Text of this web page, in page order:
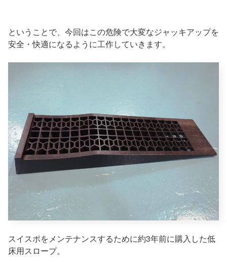
ということで、今回はこの危険で大変なジャッキアップを
安全・快適になるように工作していきます。
スイスポをメンテナンスするために約3年前に購入した低
床用スロープ。